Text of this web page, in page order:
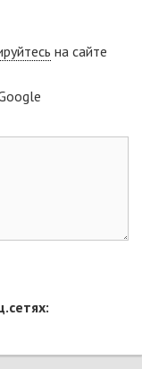
на сайте